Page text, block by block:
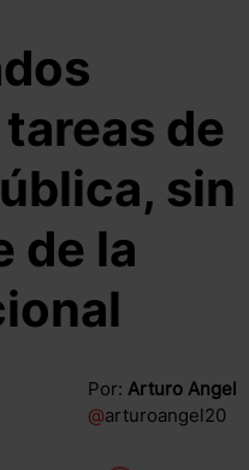
de
sin
de la
Por: Arturo Angel
@arturoangel20